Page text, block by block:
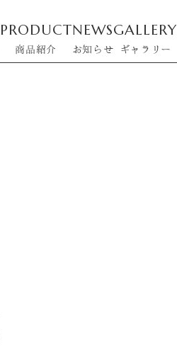
PRODUCT
商品紹介
NEWS
お知らせ
GALLERY
ギャラリー